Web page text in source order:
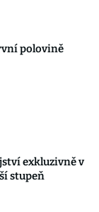
polovině
exkluzivně v
stupeň